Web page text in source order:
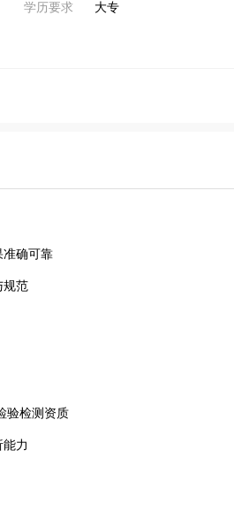
学历要求 大专
准确可靠
规范
验检测资质
能力